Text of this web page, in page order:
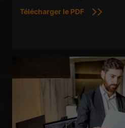
Télécharger le PDF